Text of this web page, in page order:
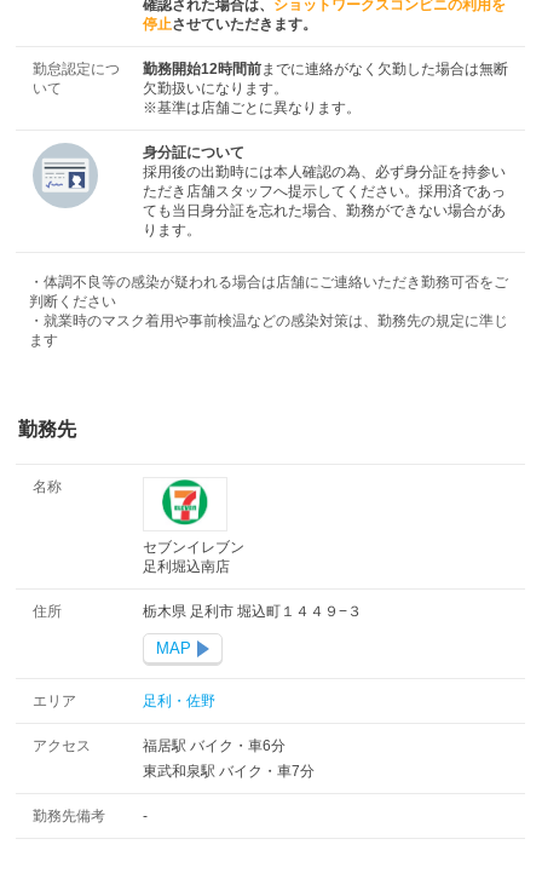
確認された場合は、 ショットワークスコンビニの利用を
停止させていただきます。
勤怠認定につ
いて
勤務開始12時間前までに連絡がなく欠勤した場合は無断
欠勤扱いになります。
※基準は店舗ごとに異なります。
身分証について
採用後の出勤時には本人確認の為、必ず身分証を持参い
ただき店舗スタッフへ提示してください。採用済であっ
ても当日身分証を忘れた場合、勤務ができない場合があ
ります。
・体調不良等の感染が疑われる場合は店舗にご連絡いただき勤務可否をご
判断ください
・就業時のマスク着用や事前検温などの感染対策は、勤務先の規定に準じ
ます
勤務先
名称
セブンイレブン
足利堀込南店
住所 栃木県 足利市 堀込町１４４９−３
MAP
エリア 足利・佐野
アクセス
福居駅 バイク・車6分
東武和泉駅 バイク・車7分
勤務先備考 -